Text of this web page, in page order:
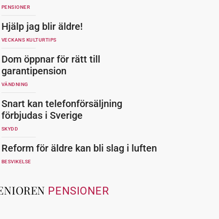
PENSIONER
Hjälp jag blir äldre!
VECKANS KULTURTIPS
Dom öppnar för rätt till
garantipension
VÄNDNING
Snart kan telefonförsäljning
förbjudas i Sverige
SKYDD
Reform för äldre kan bli slag i luften
BESVIKELSE
PENSIONER